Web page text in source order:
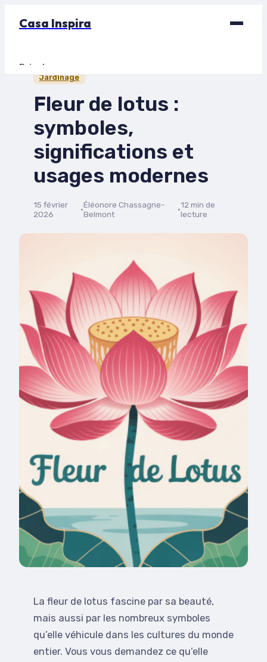
Casa Inspira
Bricolage
Jardinage
Jardinage
Fleur de lotus :
symboles,
significations et
usages modernes
15 février
2026
·Éléonore Chassagne-
Belmont
·12 min de
lecture
La fleur de lotus fascine par sa beauté,
mais aussi par les nombreux symboles
qu’elle véhicule dans les cultures du monde
entier. Vous vous demandez ce qu’elle